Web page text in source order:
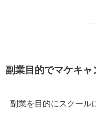
副業目的でマケキャ
副業を目的にスクール